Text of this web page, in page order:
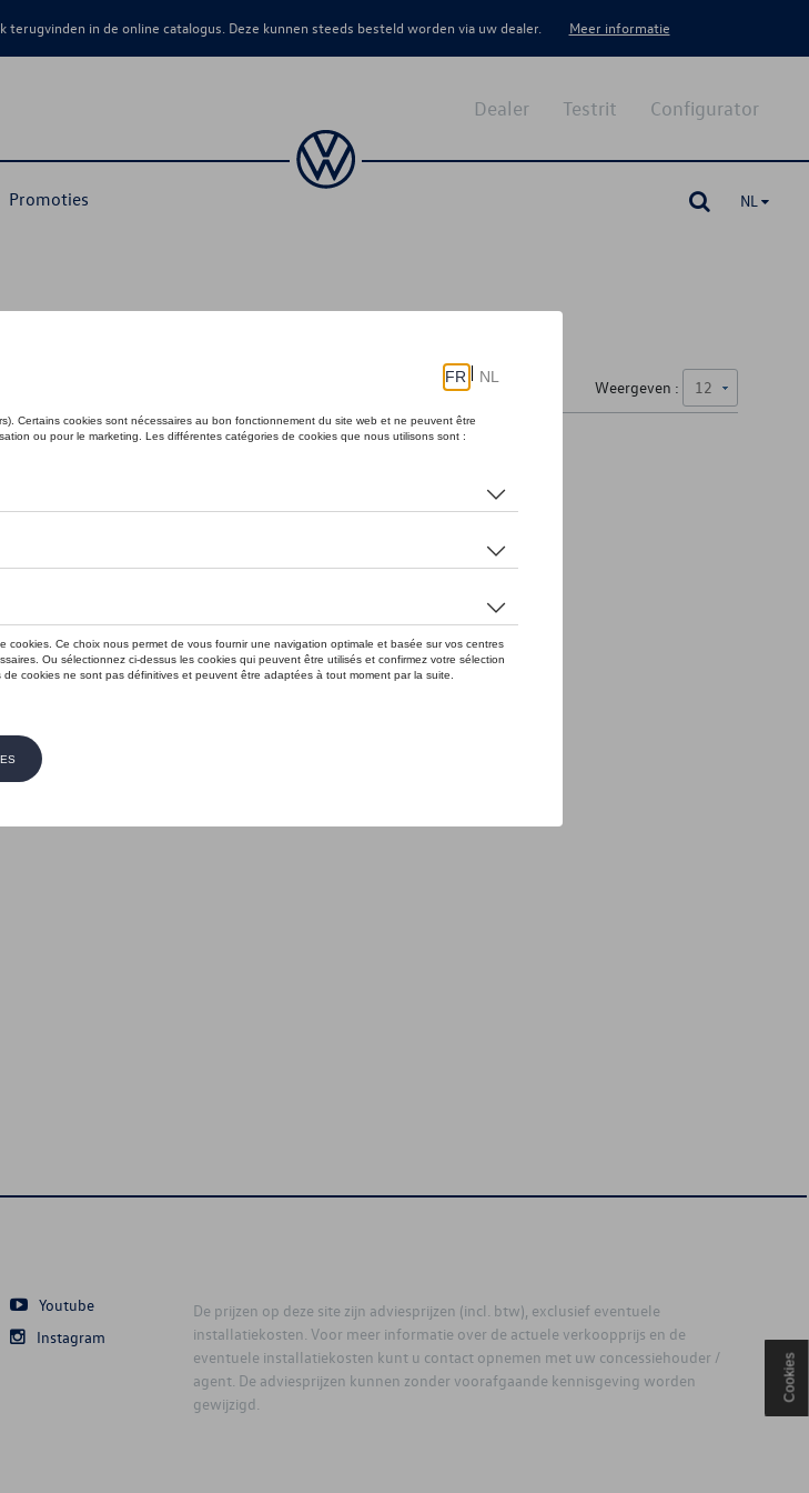
in de online catalogus. Deze kunnen steeds besteld worden via uw dealer. Meer informatie
Promoties
Configurator
Testrit
Dealer
NL
Weergeven :
Youtube
Instagram
De prijzen op deze site zijn adviesprijzen (incl. btw), exclusief eventuele
installatiekosten. Voor meer informatie over de actuele verkoopprijs en de
eventuele installatiekosten kunt u contact opnemen met uw concessiehouder /
agent. De adviesprijzen kunnen zonder voorafgaande kennisgeving worden
gewijzigd.
Cookies